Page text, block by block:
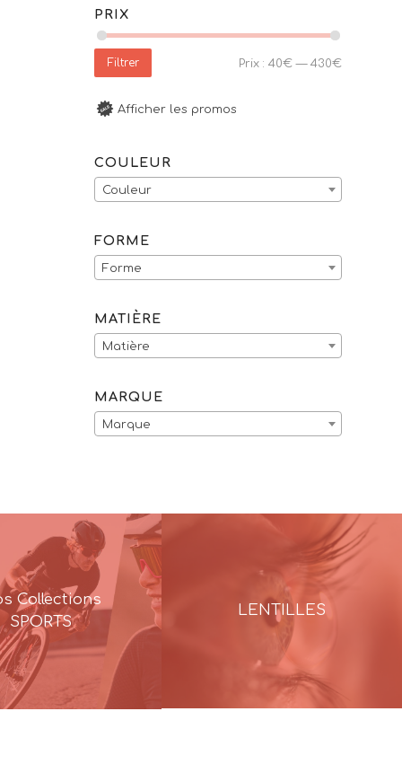
PRIX
Filtrer Prix : 40€ — 430€
Afficher les promos
COULEUR
Couleur
FORME
Forme
MATIÈRE
Matière
MARQUE
Marque
Collections
SPORTS
LENTILLES